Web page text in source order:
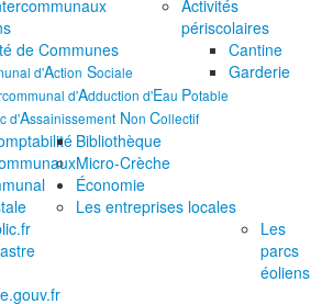
de Communes
d'Action Sociale
d'Adduction d'Eau Potable
d'Assainissement Non Collectif
Activités
périscolaires
Cantine
Garderie
Bibliothèque
Micro-Crèche
Économie
Les entreprises locales
Les
parcs
éoliens